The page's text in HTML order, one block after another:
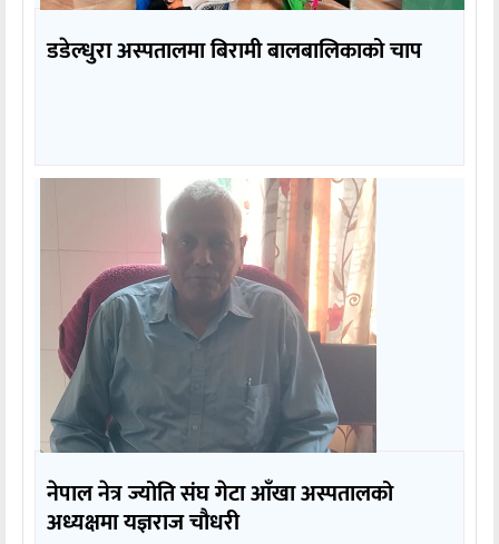
डडेल्धुरा अस्पतालमा बिरामी बालबालिकाको चाप
नेपाल नेत्र ज्योति संघ गेटा आँखा अस्पतालको
अध्यक्षमा यज्ञराज चौधरी